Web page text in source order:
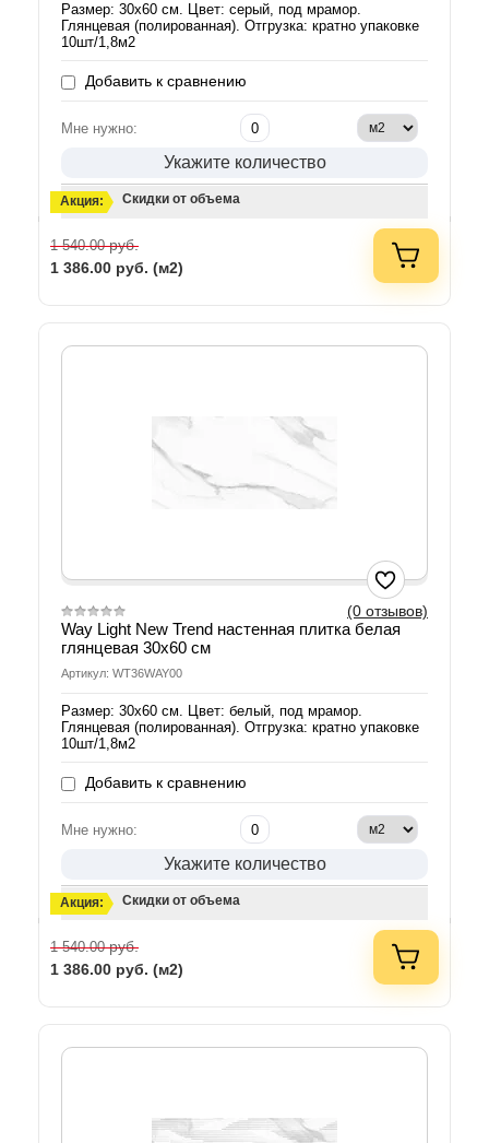
Размер: 30х60 см. Цвет: серый, под мрамор.
Глянцевая (полированная). Отгрузка: кратно упаковке
10шт/1,8м2
Добавить к сравнению
Мне нужно:
Укажите количество
Акция: Скидки от объема
1 540.00руб.
1 386.00 руб. (м2)
(0 отзывов)
Way Light New Trend настенная плитка белая
глянцевая 30х60 см
Артикул: WT36WAY00
Размер: 30х60 см. Цвет: белый, под мрамор.
Глянцевая (полированная). Отгрузка: кратно упаковке
10шт/1,8м2
Добавить к сравнению
Мне нужно:
Укажите количество
Акция: Скидки от объема
1 540.00руб.
1 386.00 руб. (м2)